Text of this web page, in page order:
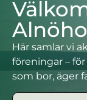
Här samlar vi
föreningar –
som bor, äger